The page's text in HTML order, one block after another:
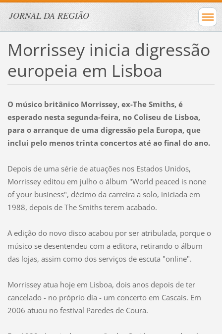
JORNAL DA REGIÃO
Morrissey inicia digressão
europeia em Lisboa
O músico britânico Morrissey, ex-The Smiths, é
esperado nesta segunda-feira, no Coliseu de Lisboa,
para o arranque de uma digressão pela Europa, que
inclui pelo menos trinta concertos até ao final do ano.
Depois de uma série de atuações nos Estados Unidos,
Morrissey editou em julho o álbum "World peaced is none
of your business", décimo da carreira a solo, iniciada em
1988, depois de The Smiths terem acabado.
A edição do novo disco acabou por ser atribulada, porque o
músico se desentendeu com a editora, retirando o álbum
das lojas, assim como dos serviços de escuta "online".
Morrissey atua hoje em Lisboa, dois anos depois de ter
cancelado - no próprio dia - um concerto em Cascais. Em
2006 atuou no festival Paredes de Coura.